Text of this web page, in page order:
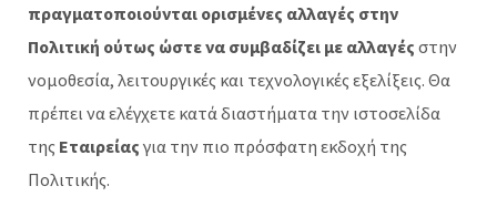
πραγματοποιούνται ορισμένες αλλαγές στην
Πολιτική ούτως ώστε να συμβαδίζει με αλλαγές στην
νομοθεσία, λειτουργικές και τεχνολογικές εξελίξεις. Θα
πρέπει να ελέγχετε κατά διαστήματα την ιστοσελίδα
της Εταιρείας για την πιο πρόσφατη εκδοχή της
Πολιτικής.